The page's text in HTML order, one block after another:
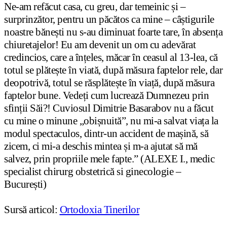
Ne-am refăcut casa, cu greu, dar temeinic și –
surprinzător, pentru un păcătos ca mine – câștigurile
noastre bănești nu s-au diminuat foarte tare, în absența
chiuretajelor! Eu am devenit un om cu adevărat
credincios, care a înțeles, măcar în ceasul al 13-lea, că
totul se plătește în viată, după măsura faptelor rele, dar
deopotrivă, totul se răsplătește în viață, după măsura
faptelor bune. Vedeți cum lucrează Dumnezeu prin
sfinții Săi?! Cuviosul Dimitrie Basarabov nu a făcut
cu mine o minune „obișnuită”, nu mi-a salvat viața la
modul spectaculos, dintr-un accident de mașină, să
zicem, ci mi-a deschis mintea și m-a ajutat să mă
salvez, prin propriile mele fapte.” (ALEXE I., medic
specialist chirurg obstetrică si ginecologie –
București)
Sursă articol: Ortodoxia Tinerilor